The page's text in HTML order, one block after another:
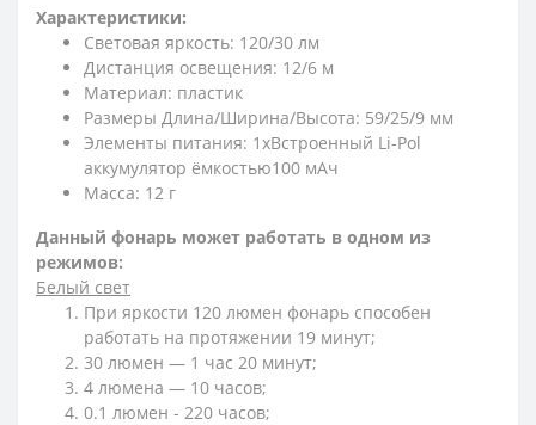
Характеристики:
Световая яркость: 120/30 лм
Дистанция освещения: 12/6 м
Материал: пластик
Размеры Длина/Ширина/Высота: 59/25/9 мм
Элементы питания: 1xВстроенный Li-Pol
аккумулятор ёмкостью100 мАч
Масса: 12 г
Данный фонарь может работать в одном из
режимов:
Белый свет
При яркости 120 люмен фонарь способен
работать на протяжении 19 минут;
30 люмен — 1 час 20 минут;
4 люмена — 10 часов;
0.1 люмен - 220 часов;